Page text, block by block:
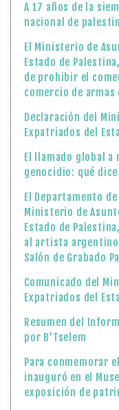
A 17 años de la
nacional de
El Ministerio de
Estado de
de prohibir el
comercio de armas
Declaración del
Expatriados del
El llamado global a
genocidio: qué dice
El Departamento
Ministerio de
Estado de
al artista argentino
Salón de Grabado
Comunicado del
Expatriados del
Resumen del
por B’Tselem
Para conmemorar
inauguró en el
exposición de